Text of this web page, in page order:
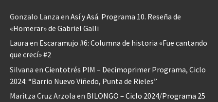
Gonzalo Lanza en Así y Asá. Programa 10. Reseña de
«Homerar» de Gabriel Galli
Laura en Escaramujo #6: Columna de historia «Fue cantando
que crecí» #2
Silvana en Cientotrés PIM – Decimoprimer Programa, Ciclo
2024: “Barrio Nuevo Viñedo, Punta de Rieles”
Maritza Cruz Arzola en BILONGO – Ciclo 2024/Programa 25